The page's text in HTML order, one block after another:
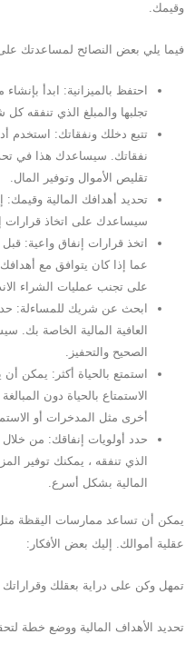
وقيمك.
فيما يلي بعض النصائح لمساعدتك
احتفظ بالميزانية: ابدأ
تجلبها والمبلغ الذي تنفقه
تتبع دخلك ونفقاتك: استخدم
نفقاتك. سيساعدك هذا في
تقليص الأموال وتوفير المال.
تحديد أهدافك المالية وقيمك:
سيساعدك على اتخاذ قرارات
اتخذ قرارات إنفاق واعية:
عما إذا كان يتوافق مع
على تجنب عمليات الشراء
ابحث عن شريك للمساءلة:
العافية المالية الخاصة بك.
الصحيح والتحفيز.
استمتع بالحياة أكثر: يمكن
الاستمتاع بالحياة دون
أخرى مثل المدخرات أو
حدد أولويات إنفاقك: من خلال
الذي تنفقه ، يمكنك توفير
المالية بشكل أسرع.
يمكن أن تساعد ممارسات اليقظة مثل
عقلية أموالك. إليك بعض الأفكار:
تمهل وكن على دراية بعقلك وقراراتك
تحديد الأهداف المالية ووضع خطة